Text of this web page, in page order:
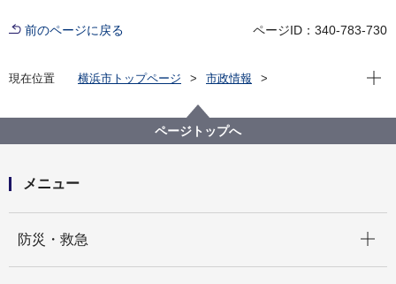
前のページに戻る ページID：340-783-730
現在位置 横浜市トップページ
市政情報
政策経営・国際戦略局
新たな劇場シンポジウムvol.4 次世代育成プログラム
「舞台芸術を楽しもう～ようこそ！魔法の森へ～」を
現在
ページトップへ
メニュー
防災・救急